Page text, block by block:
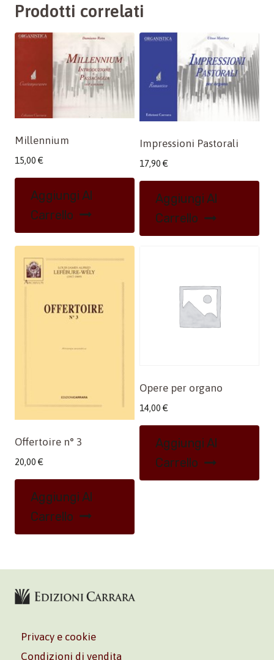
Prodotti correlati
Millennium
15,00 €
Aggiungi Al
Carrello
Impressioni Pastorali
17,90 €
Aggiungi Al
Carrello
Offertoire n° 3
20,00 €
Aggiungi Al
Carrello
Opere per organo
14,00 €
Aggiungi Al
Carrello
Privacy e cookie
Condizioni di vendita